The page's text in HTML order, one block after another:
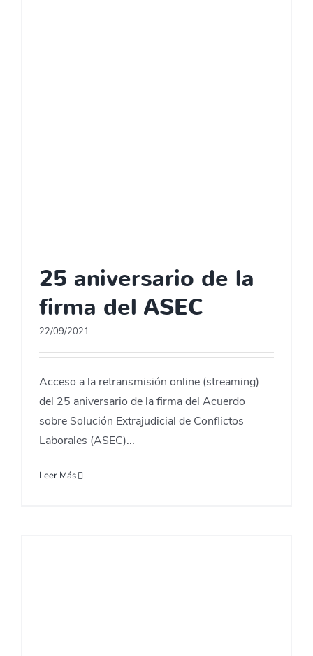
25 aniversario de la
firma del ASEC
22/09/2021
Acceso a la retransmisión online (streaming)
del 25 aniversario de la firma del Acuerdo
sobre Solución Extrajudicial de Conflictos
Laborales (ASEC)...
Leer Más